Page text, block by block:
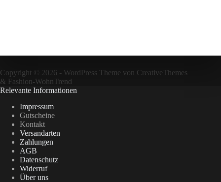
Copyright © 2026 - WordPress Theme von CreativeThemes
& Fashion-WohnTrend
Relevante Informationen
Impressum
Gutscheine
Kontakt
Versandarten
Zahlungen
AGB
Datenschutz
Widerruf
Über uns